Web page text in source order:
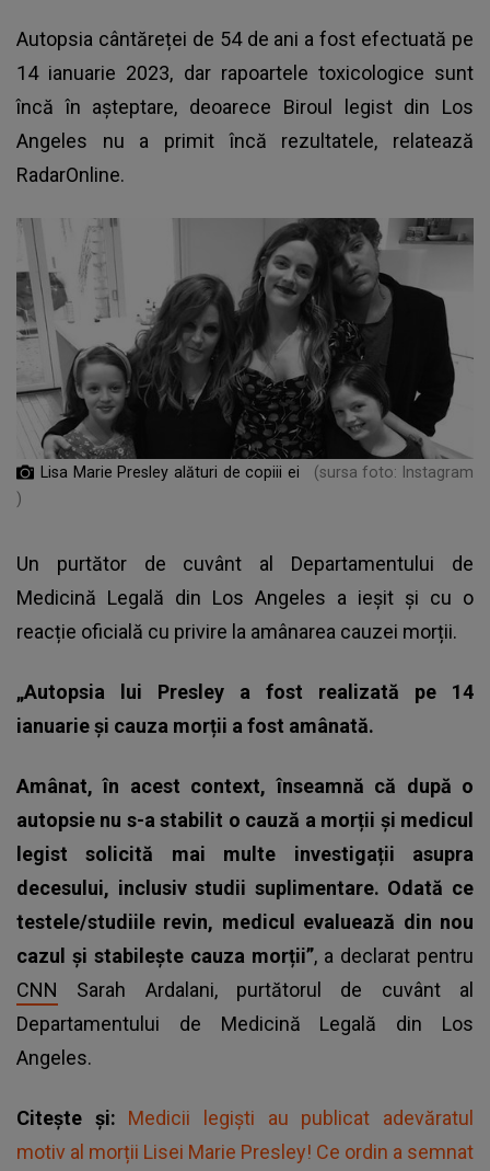
Autopsia cântăreței de 54 de ani a fost efectuată pe
14 ianuarie 2023, dar rapoartele toxicologice sunt
încă în așteptare, deoarece Biroul legist din Los
Angeles nu a primit încă rezultatele, relatează
RadarOnline.
Lisa Marie Presley alături de copiii ei
(sursa foto: Instagram
)
Un purtător de cuvânt al Departamentului de
Medicină Legală din Los Angeles a ieșit și cu o
reacție oficială cu privire la amânarea cauzei morții.
„Autopsia lui Presley a fost realizată pe 14
ianuarie și cauza morții a fost amânată.
Amânat, în acest context, înseamnă că după o
autopsie nu s-a stabilit o cauză a morții și medicul
legist solicită mai multe investigații asupra
decesului, inclusiv studii suplimentare. Odată ce
testele/studiile revin, medicul evaluează din nou
cazul și stabilește cauza morții”, a declarat pentru
CNN Sarah Ardalani, purtătorul de cuvânt al
Departamentului de Medicină Legală din Los
Angeles.
Citește și: Medicii legiști au publicat adevăratul
motiv al morții Lisei Marie Presley! Ce ordin a semnat